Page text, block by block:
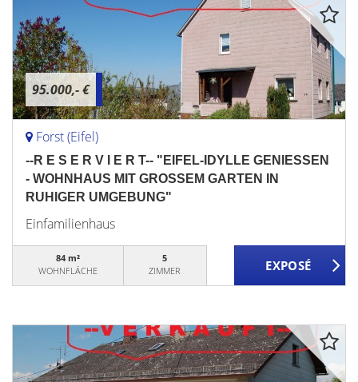
95.000,- €
Forst (Eifel)
--R E S E R V I E R T-- "EIFEL-IDYLLE GENIESSEN
- WOHNHAUS MIT GROSSEM GARTEN IN
RUHIGER UMGEBUNG"
Einfamilienhaus
84 m²
WOHNFLÄCHE
5
ZIMMER